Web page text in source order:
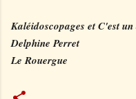
Kaléidoscopages et C'est
Delphine Perret
Le Rouergue